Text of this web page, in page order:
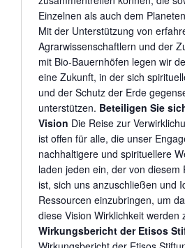
Einzelnen als auch dem
Mit der Unterstützung von
Agrarwissenschaftlern und der
mit Bio-Bauernhöfen legen wir
eine Zukunft, in der sich
und der Schutz der Erde
unterstützen. Beteiligen Sie
Vision Die Reise zur
ist offen für alle, die unser
nachhaltigere und spirituellere
laden jeden ein, der von diesem
ist, sich uns anzuschließen und
Ressourcen einzubringen, um
diese Vision Wirklichkeit werden
Wirkungsbericht der Etisos